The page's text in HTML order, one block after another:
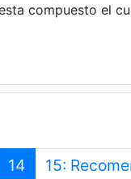
compuesto el
14 15: